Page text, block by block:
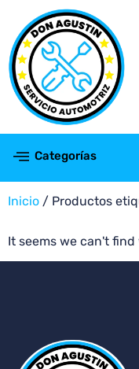
Categorías
Inicio / Productos
It seems we can't